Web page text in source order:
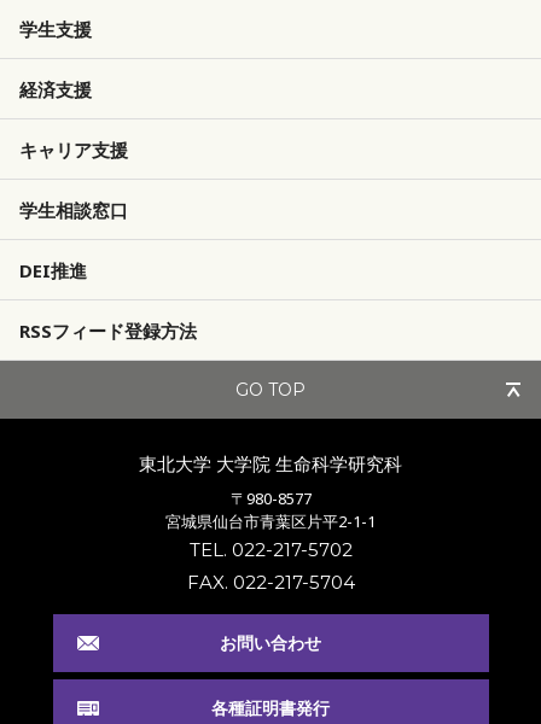
学生支援
経済支援
キャリア支援
学生相談窓口
DEI推進
RSSフィード登録方法
GO TOP
東北大学 大学院 生命科学研究科
〒980-8577
宮城県仙台市青葉区片平2-1-1
TEL. 022-217-5702
FAX. 022-217-5704
お問い合わせ
各種証明書発行